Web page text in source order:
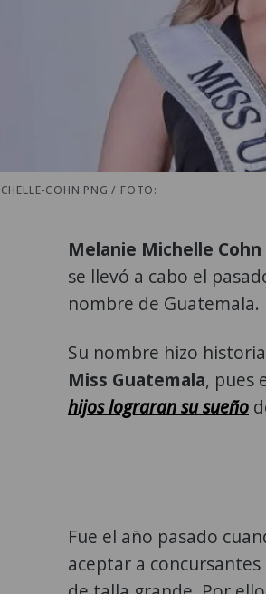
COHN.PNG / FOTO:
Melanie Michelle Cohn
se llevó a cabo el
nombre de Guatemala.
Su nombre hizo
Miss Guatemala, pues
hijos lograran su sueño
Fue el año pasado
aceptar a